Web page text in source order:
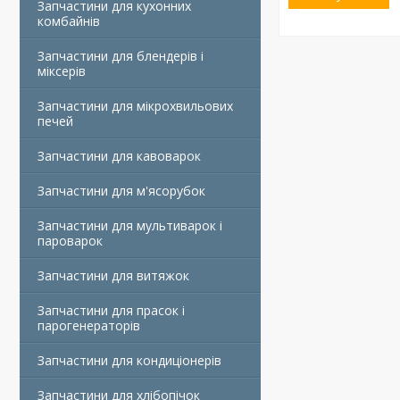
Запчастини для кухонних
комбайнів
Запчастини для блендерів і
міксерів
Запчастини для мікрохвильових
печей
Запчастини для кавоварок
Запчастини для м'ясорубок
Запчастини для мультиварок і
пароварок
Запчастини для витяжок
Запчастини для прасок і
парогенераторів
Запчастини для кондиціонерів
Запчастини для хлібопічок